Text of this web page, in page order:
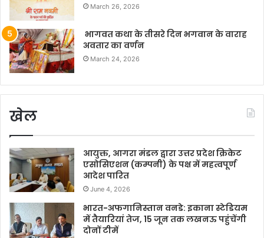
March 26, 2026
भागवत कथा के तीसरे दिन भगवान के वाराह
अवतार का वर्णन
March 24, 2026
खेल
आयुक्त, आगरा मंडल द्वारा उत्तर प्रदेश क्रिकेट
एसोसिएशन (कम्पनी) के पक्ष में महत्वपूर्ण
आदेश पारित
June 4, 2026
भारत-अफगानिस्तान वनडे: इकाना स्टेडियम
में तैयारियां तेज, 15 जून तक लखनऊ पहुंचेंगी
दोनों टीमें